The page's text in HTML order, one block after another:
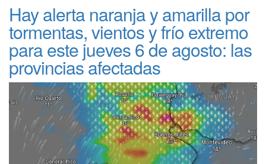
Hay alerta naranja y amarilla por
tormentas, vientos y frío extremo
para este jueves 6 de agosto: las
provincias afectadas